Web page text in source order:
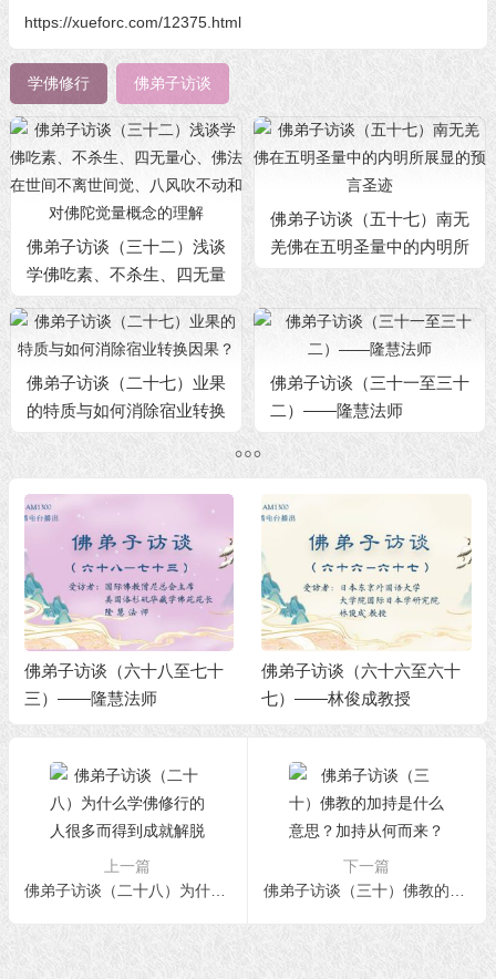
https://xueforc.com/12375.html
学佛修行 佛弟子访谈
佛弟子访谈（三十二）浅谈
学佛吃素、不杀生、四无量
心、佛法在世间不离世间
觉、八风吹不动和对佛陀觉
量概念的理解
佛弟子访谈（五十七）南无
羌佛在五明圣量中的内明所
展显的预言圣迹
佛弟子访谈（二十七）业果
的特质与如何消除宿业转换
因果？
佛弟子访谈（三十一至三十
二）——隆慧法师
佛弟子访谈（六十八至七十
三）——隆慧法师
佛弟子访谈（六十六至六十
七）——林俊成教授
上一篇
佛弟子访谈（二十八）为什么学佛修行的人很多而得到成就解脱的人少？
下一篇
佛弟子访谈（三十）佛教的加持是什么意思？加持从何而来？如何获得加持？